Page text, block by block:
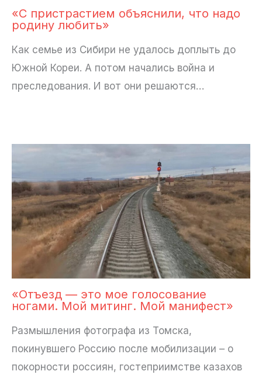
«С пристрастием объяснили, что надо
родину любить»
Как семье из Сибири не удалось доплыть до
Южной Кореи. А потом начались война и
преследования. И вот они решаются…
«Отъезд — это мое голосование
ногами. Мой митинг. Мой манифест»
Размышления фотографа из Томска,
покинувшего Россию после мобилизации – о
покорности россиян, гостеприимстве казахов